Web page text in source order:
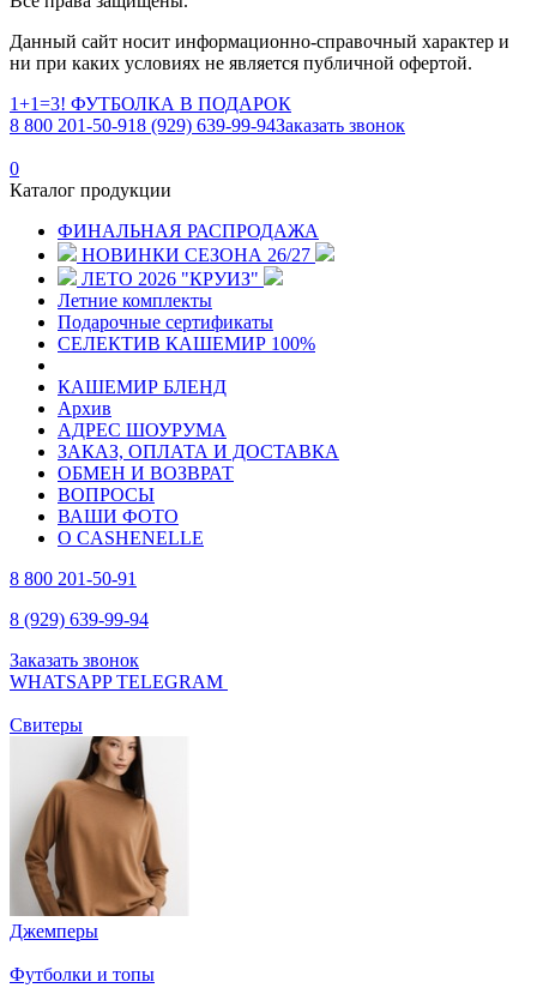
Данный сайт носит информационно-справочный характер и
ни при каких условиях не является публичной офертой.
1+1=3! ФУТБОЛКА В ПОДАРОК
8 800 201-50-918 (929) 639-99-94Заказать звонок
0
Каталог продукции
ФИНАЛЬНАЯ РАСПРОДАЖА
НОВИНКИ СЕЗОНА 26/27
ЛЕТО 2026 "КРУИЗ"
Летние комплекты
Подарочные сертификаты
СЕЛЕКТИВ КАШЕМИР 100%
КАШЕМИР БЛЕНД
Архив
АДРЕС ШОУРУМА
ЗАКАЗ, ОПЛАТА И ДОСТАВКА
ОБМЕН И ВОЗВРАТ
ВОПРОСЫ
ВАШИ ФОТО
О CASHENELLE
8 800 201-50-91
8 (929) 639-99-94
Заказать звонок
WHATSAPPTELEGRAM
Свитеры
Джемперы
Футболки и топы